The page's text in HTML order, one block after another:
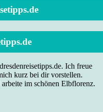
Ich freue
kurz bei dir vorstellen.
im schönen Elbflorenz.